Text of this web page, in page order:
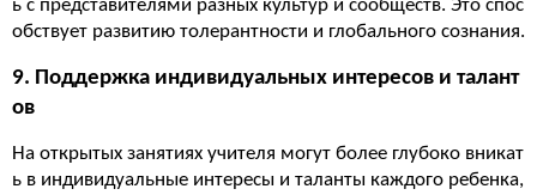
ь с представителями разных культур и сообществ. Это спос
обствует развитию толерантности и глобального сознания.
9. Поддержка индивидуальных интересов и талант
ов
На открытых занятиях учителя могут более глубоко вникат
ь в индивидуальные интересы и таланты каждого ребенка,